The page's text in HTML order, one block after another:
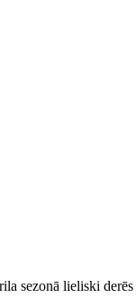
sezonā lieliski derēs